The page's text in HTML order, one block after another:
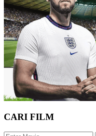
CARI FILM